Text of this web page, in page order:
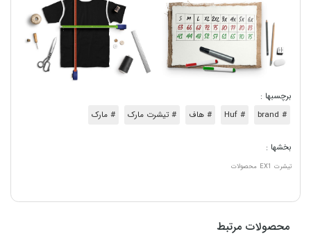
برچسبها :
# brand
# Huf # هاف # تیشرت مارک # مارک
بخشها :
تیشرت EX1 محصولات
محصولات مرتبط